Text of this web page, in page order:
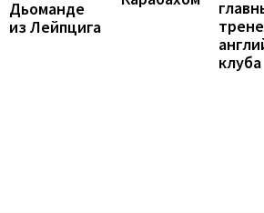
Дьоманде
из Лейпцига
клуба